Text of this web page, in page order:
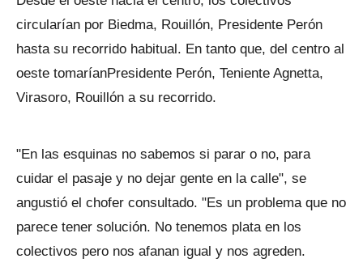
circularían por Biedma, Rouillón, Presidente Perón
hasta su recorrido habitual. En tanto que, del centro al
oeste tomaríanPresidente Perón, Teniente Agnetta,
Virasoro, Rouillón a su recorrido.
"En las esquinas no sabemos si parar o no, para
cuidar el pasaje y no dejar gente en la calle", se
angustió el chofer consultado. "Es un problema que no
parece tener solución. No tenemos plata en los
colectivos pero nos afanan igual y nos agreden.